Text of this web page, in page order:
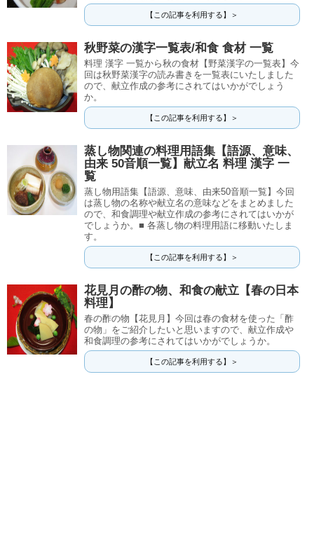
【この記事を利用する】＞
秋野菜の漢字一覧表/和食 食材 一覧
料理 漢字 一覧から秋の食材【野菜漢字の一覧表】今
回は秋野菜漢字の読み書きを一覧表にいたしました
ので、献立作成の参考にされてはいかがでしょう
か。
【この記事を利用する】＞
蒸し物関連の料理用語集【語源、意味、
由来 50音順一覧】献立名 料理 漢字 一
覧
蒸し物用語集【語源、意味、由来50音順一覧】今回
は蒸し物の名称や献立名の意味などをまとめました
ので、和食調理や献立作成の参考にされてはいかが
でしょうか。■ 各蒸し物の料理用語に移動いたしま
す。
【この記事を利用する】＞
花見月の酢の物、和食の献立【春の日本
料理】
春の酢の物【花見月】今回は春の食材を使った「酢
の物」をご紹介したいと思いますので、献立作成や
和食調理の参考にされてはいかがでしょうか。
【この記事を利用する】＞